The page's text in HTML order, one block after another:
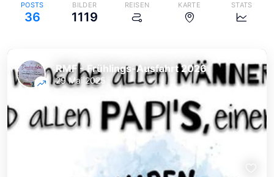
POSTS
36
BILDER
1119
REISEN KARTE STATS
RMF - Frühlings-Ausfahrt 2026
29 Mai 2025